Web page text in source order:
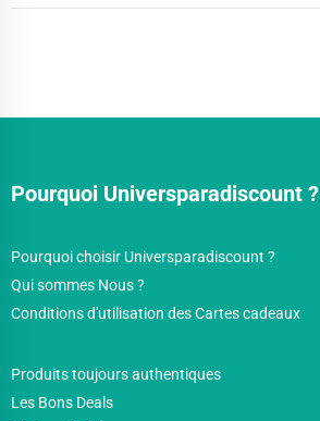
Pourquoi Universparadiscount ?
Pourquoi choisir Universparadiscount ?
Qui sommes Nous ?
Conditions d'utilisation des Cartes cadeaux
Produits toujours authentiques
Les Bons Deals